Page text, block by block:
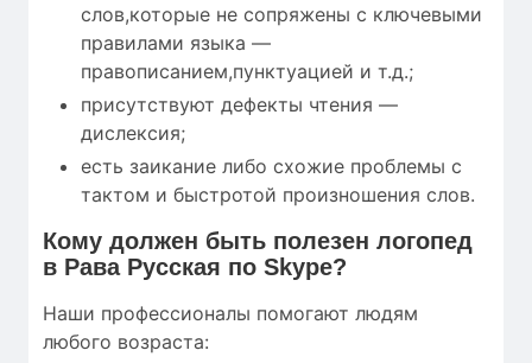
слов,которые не сопряжены с ключевыми
правилами языка —
правописанием,пунктуацией и т.д.;
присутствуют дефекты чтения —
дислексия;
есть заикание либо схожие проблемы с
тактом и быстротой произношения слов.
Кому должен быть полезен логопед
в Рава Русская по Skype?
Наши профессионалы помогают людям
любого возраста: